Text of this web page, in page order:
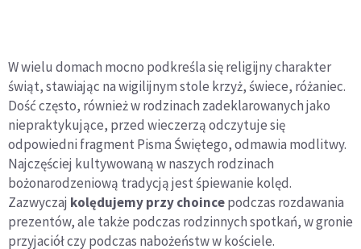
W wielu domach mocno podkreśla się religijny charakter
świąt, stawiając na wigilijnym stole krzyż, świece, różaniec.
Dość często, również w rodzinach zadeklarowanych jako
niepraktykujące, przed wieczerzą odczytuje się
odpowiedni fragment Pisma Świętego, odmawia modlitwy.
Najczęściej kultywowaną w naszych rodzinach
bożonarodzeniową tradycją jest śpiewanie kolęd.
Zazwyczaj kolędujemy przy choincepodczas rozdawania
prezentów, ale także podczas rodzinnych spotkań, w gronie
przyjaciół czy podczas nabożeństw w kościele.